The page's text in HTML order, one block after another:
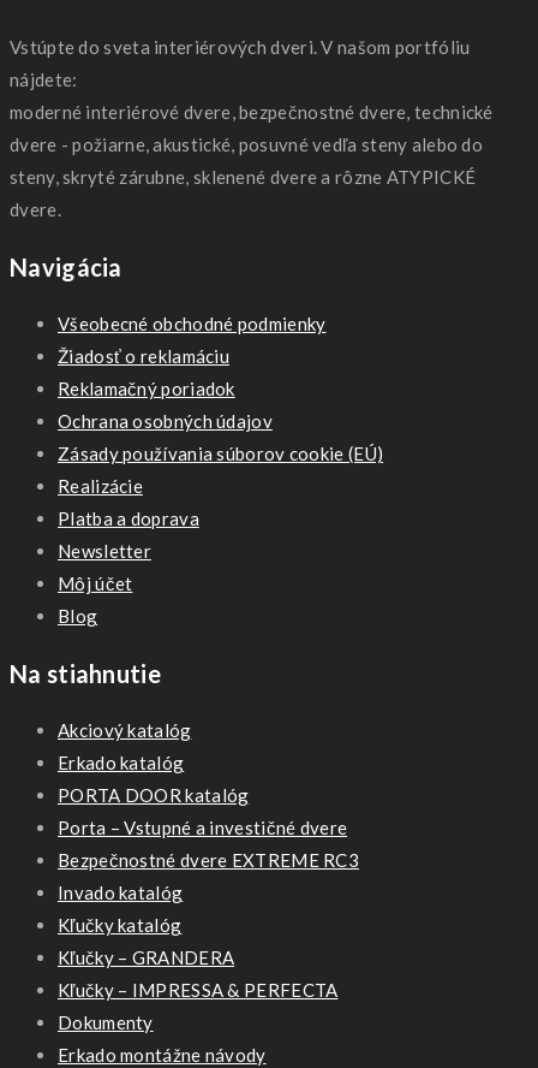
Vstúpte do sveta interiérových dveri. V našom portfóliu
nájdete:
moderné interiérové dvere, bezpečnostné dvere, technické
dvere - požiarne, akustické, posuvné vedľa steny alebo do
steny, skryté zárubne, sklenené dvere a rôzne ATYPICKÉ
dvere.
Navigácia
Všeobecné obchodné podmienky
Žiadosť o reklamáciu
Reklamačný poriadok
Ochrana osobných údajov
Zásady používania súborov cookie (EÚ)
Realizácie
Platba a doprava
Newsletter
Môj účet
Blog
Na stiahnutie
Akciový katalóg
Erkado katalóg
PORTA DOOR katalóg
Porta – Vstupné a investičné dvere
Bezpečnostné dvere EXTREME RC3
Invado katalóg
Kľučky katalóg
Kľučky – GRANDERA
Kľučky – IMPRESSA & PERFECTA
Dokumenty
Erkado montážne návody